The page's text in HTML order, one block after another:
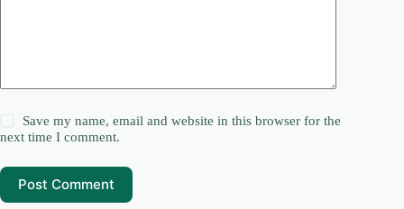
Save my name, email and website in this browser for the
next time I comment.
Post Comment